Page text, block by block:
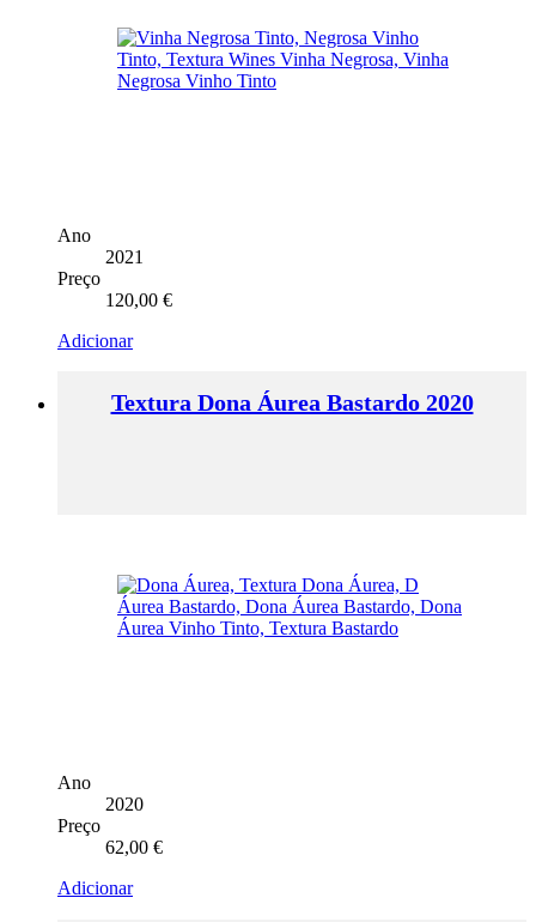
Ano
2021
Preço
120,00 €
Adicionar
Textura Dona Áurea Bastardo 2020
Ano
2020
Preço
62,00 €
Adicionar